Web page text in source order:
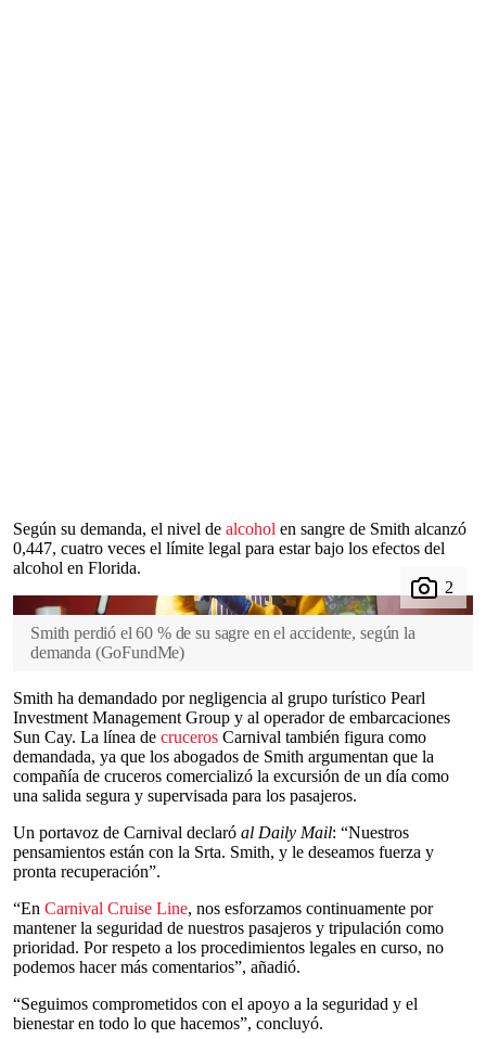
Según su demanda, el nivel de alcohol en sangre de Smith alcanzó
0,447, cuatro veces el límite legal para estar bajo los efectos del
alcohol en Florida.
Smith perdió el 60 % de su sagre en el accidente, según la
demanda (GoFundMe)
Smith ha demandado por negligencia al grupo turístico Pearl
Investment Management Group y al operador de embarcaciones
Sun Cay. La línea de cruceros Carnival también figura como
demandada, ya que los abogados de Smith argumentan que la
compañía de cruceros comercializó la excursión de un día como
una salida segura y supervisada para los pasajeros.
Un portavoz de Carnival declaró al Daily Mail: “Nuestros
pensamientos están con la Srta. Smith, y le deseamos fuerza y
pronta recuperación”.
“En Carnival Cruise Line, nos esforzamos continuamente por
mantener la seguridad de nuestros pasajeros y tripulación como
prioridad. Por respeto a los procedimientos legales en curso, no
podemos hacer más comentarios”, añadió.
“Seguimos comprometidos con el apoyo a la seguridad y el
bienestar en todo lo que hacemos”, concluyó.